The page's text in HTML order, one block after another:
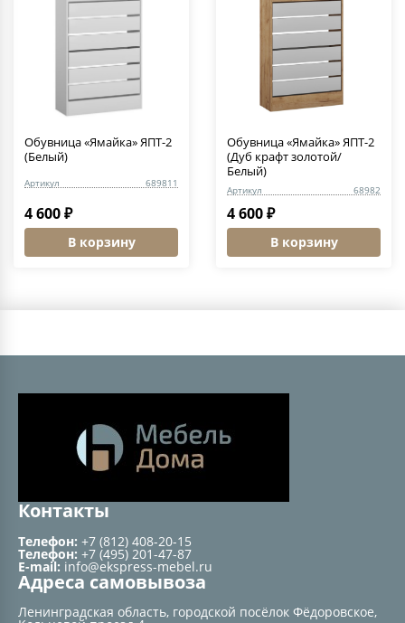
Обувница «Ямайка» ЯПТ-2
(Белый)
Артикул 689811
4 600 ₽
В корзину
Обувница «Ямайка» ЯПТ-2
(Дуб крафт золотой/
Белый)
Артикул 68982
4 600 ₽
В корзину
Контакты
Телефон: +7 (812) 408-20-15
Телефон: +7 (495) 201-47-87
E-mail: info@ekspress-mebel.ru
Адреса самовывоза
Ленинградская область, городской посёлок Фёдоровское,